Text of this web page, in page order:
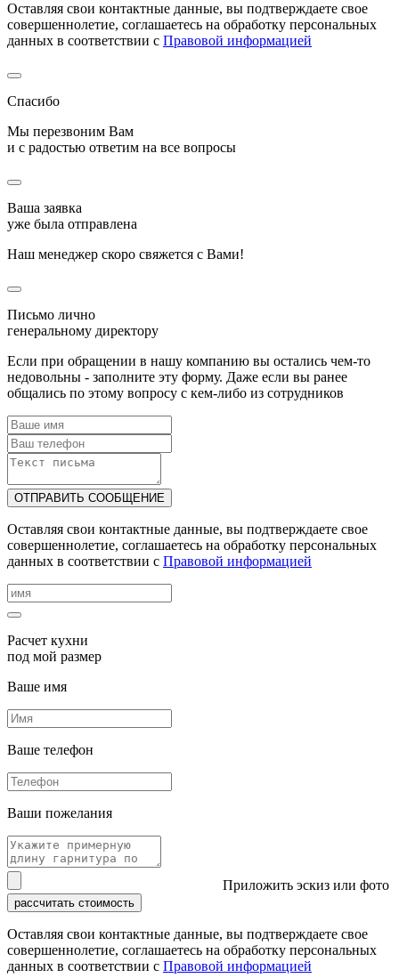
Оставляя свои контактные данные, вы подтверждаете свое
совершеннолетие, соглашаетесь на обработку персональных
данных в соответствии с Правовой информацией
Спасибо
Мы перезвоним Вам
и с радостью ответим на все вопросы
Ваша заявка
уже была отправлена
Наш менеджер скоро свяжется с Вами!
Письмо лично
генеральному директору
Если при обращении в нашу компанию вы остались чем-то
недовольны - заполните эту форму. Даже если вы ранее
общались по этому вопросу с кем-либо из сотрудников
ОТПРАВИТЬ СООБЩЕНИЕ
Оставляя свои контактные данные, вы подтверждаете свое
совершеннолетие, соглашаетесь на обработку персональных
данных в соответствии с Правовой информацией
Расчет кухни
под мой размер
Ваше имя
Ваше телефон
Ваши пожелания
Приложить эскиз или фото
рассчитать стоимость
Оставляя свои контактные данные, вы подтверждаете свое
совершеннолетие, соглашаетесь на обработку персональных
данных в соответствии с Правовой информацией